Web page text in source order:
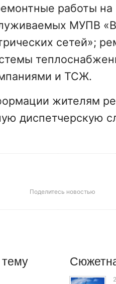
работы
МУПВ
сетей»;
и ТСЖ.
жителям
диспетчерскую
Поделитесь новостью